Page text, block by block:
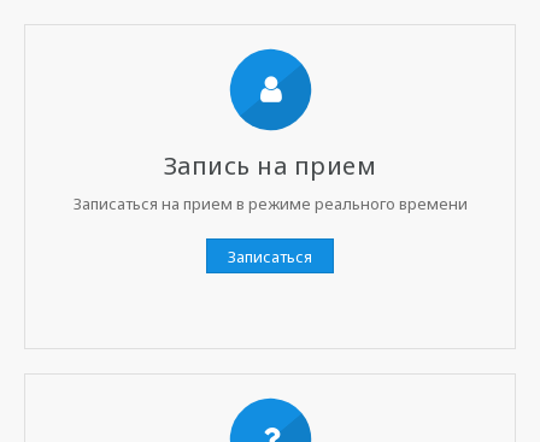
Запись на прием
Записаться на прием в режиме реального времени
Записаться